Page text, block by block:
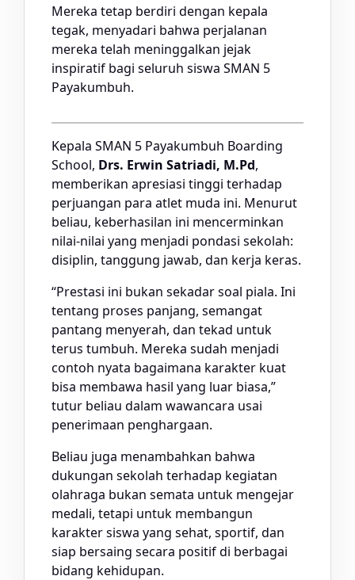
Mereka tetap berdiri dengan kepala
tegak, menyadari bahwa perjalanan
mereka telah meninggalkan jejak
inspiratif bagi seluruh siswa SMAN 5
Payakumbuh.
Kepala SMAN 5 Payakumbuh Boarding
School, Drs. Erwin Satriadi, M.Pd,
memberikan apresiasi tinggi terhadap
perjuangan para atlet muda ini. Menurut
beliau, keberhasilan ini mencerminkan
nilai-nilai yang menjadi pondasi sekolah:
disiplin, tanggung jawab, dan kerja keras.
“Prestasi ini bukan sekadar soal piala. Ini
tentang proses panjang, semangat
pantang menyerah, dan tekad untuk
terus tumbuh. Mereka sudah menjadi
contoh nyata bagaimana karakter kuat
bisa membawa hasil yang luar biasa,”
tutur beliau dalam wawancara usai
penerimaan penghargaan.
Beliau juga menambahkan bahwa
dukungan sekolah terhadap kegiatan
olahraga bukan semata untuk mengejar
medali, tetapi untuk membangun
karakter siswa yang sehat, sportif, dan
siap bersaing secara positif di berbagai
bidang kehidupan.